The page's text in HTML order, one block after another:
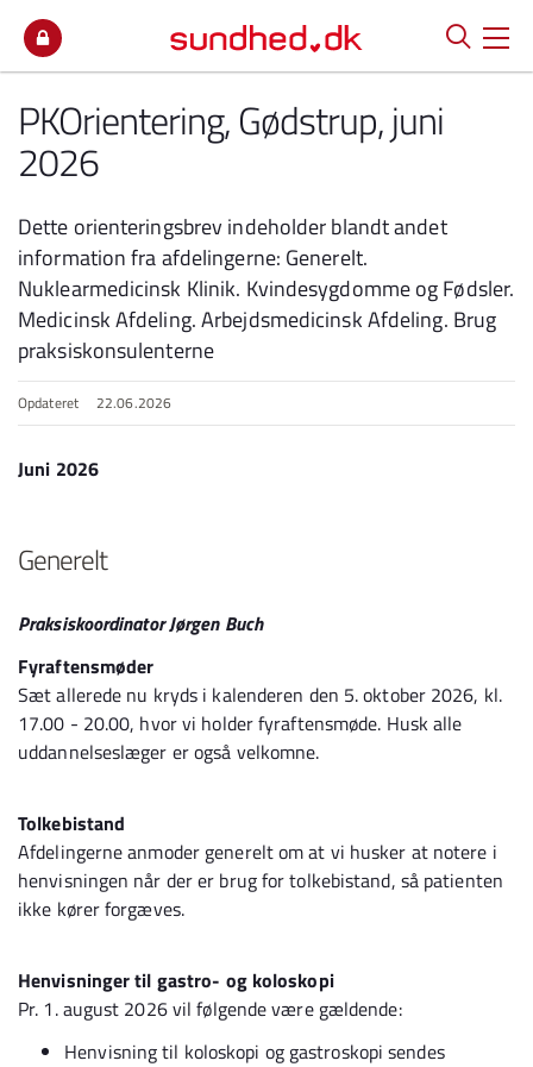
PKOrientering, Gødstrup, juni
2026
Dette orienteringsbrev indeholder blandt andet
information fra afdelingerne: Generelt.
Nuklearmedicinsk Klinik. Kvindesygdomme og Fødsler.
Medicinsk Afdeling. Arbejdsmedicinsk Afdeling. Brug
praksiskonsulenterne
Opdateret 22.06.2026
Juni 2026
Generelt
Praksiskoordinator Jørgen Buch
Fyraftensmøder
Sæt allerede nu kryds i kalenderen den 5. oktober 2026, kl.
17.00 - 20.00, hvor vi holder fyraftensmøde. Husk alle
uddannelseslæger er også velkomne.
Tolkebistand
Afdelingerne anmoder generelt om at vi husker at notere i
henvisningen når der er brug for tolkebistand, så patienten
ikke kører forgæves.
Henvisninger til gastro- og koloskopi
Pr. 1. august 2026 vil følgende være gældende:
Henvisning til koloskopi og gastroskopi sendes